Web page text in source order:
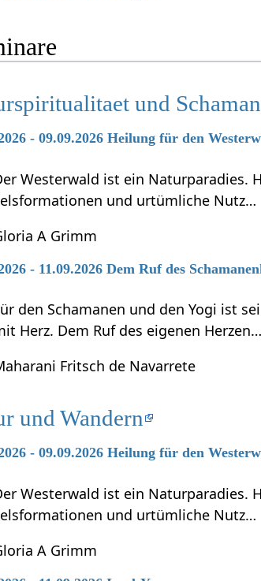
und
- 09.09.2026 Heilung für den
Westerwald ist ein Naturparadies.
und urtümliche Nutz…
A Grimm
- 11.09.2026 Dem Ruf des
den Schamanen und den Yogi ist
Herz. Dem Ruf des eigenen Herzen…
Fritsch de Navarrete
und Wandern
- 09.09.2026 Heilung für den
Westerwald ist ein Naturparadies.
und urtümliche Nutz…
A Grimm